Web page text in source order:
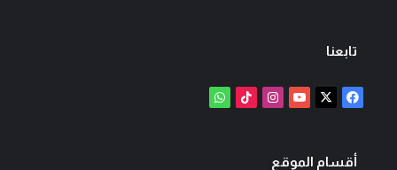
تابعنا
فيسبوك ‫YouTubeانستقرام‫TikTok
أقسام الموقع